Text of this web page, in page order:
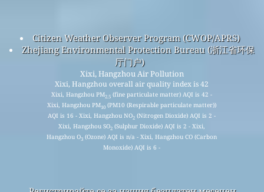
Citizen Weather Observer Program (CWOP/APRS)
Zhejiang Environmental Protection Bureau (浙江省环保
厅门户)
Xixi, Hangzhou Air Pollution
Xixi, Hangzhou overall air quality index is 42
Xixi, Hangzhou PM2.5 (fine particulate matter) AQI is 42 -
Xixi, Hangzhou PM10 (PM10 (Respirable particulate matter))
AQI is 16 - Xixi, Hangzhou NO2 (Nitrogen Dioxide) AQI is 2 -
Xixi, Hangzhou SO2 (Sulphur Dioxide) AQI is 2 - Xixi,
Hangzhou O3 (Ozone) AQI is n/a - Xixi, Hangzhou CO (Carbon
Monoxide) AQI is 6 -